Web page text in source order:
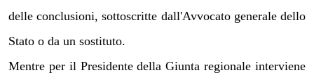
delle conclusioni, sottoscritte dall'Avvocato generale dello
Stato o da un sostituto.
Mentre per il Presidente della Giunta regionale interviene